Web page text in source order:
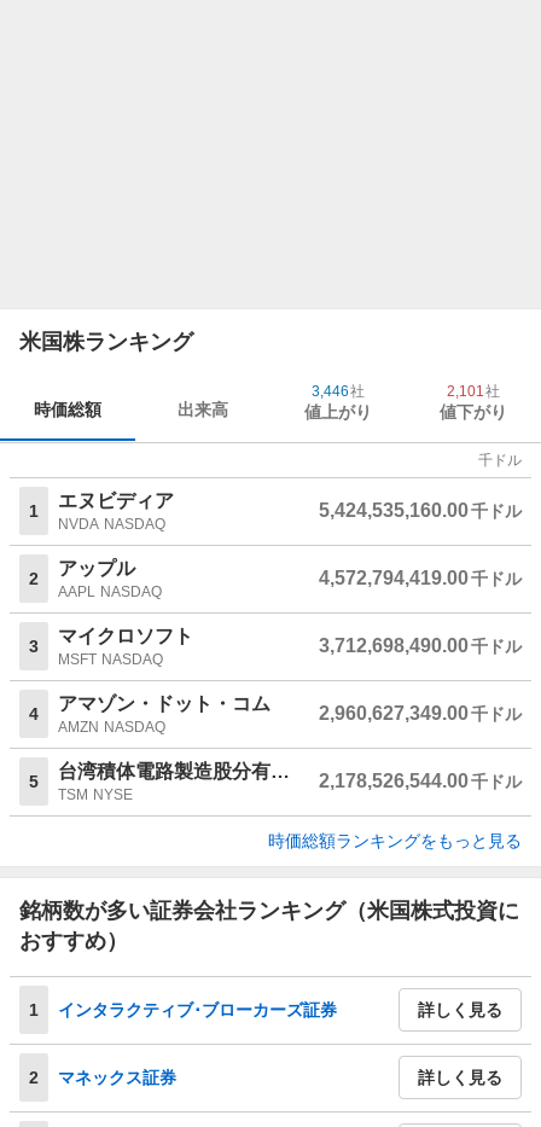
米国株ランキング
時価総額 出来高
3,446社
値上がり
2,101社
値下がり
千ドル
1 エヌビディア
NVDA NASDAQ
5,424,535,160.00千ドル
2 アップル
AAPL NASDAQ
4,572,794,419.00千ドル
3 マイクロソフト
MSFT NASDAQ
3,712,698,490.00千ドル
4 アマゾン・ドット・コム
AMZN NASDAQ
2,960,627,349.00千ドル
5 台湾積体電路製造股分有限公司
TSM NYSE
2,178,526,544.00千ドル
時価総額ランキングをもっと見る
銘柄数が多い証券会社ランキング（米国株式投資に
おすすめ）
1 インタラクティブ･ブローカーズ証券 詳しく見る
2 マネックス証券 詳しく見る